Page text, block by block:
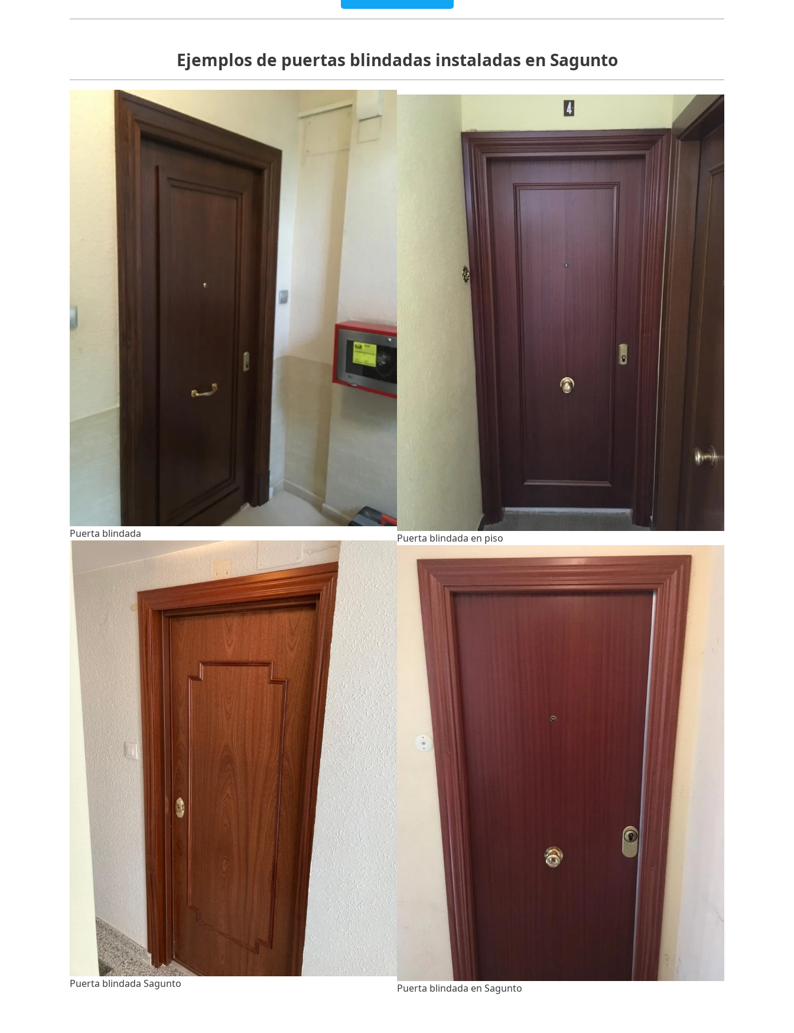
Ejemplos de puertas blindadas instaladas en Sagunto
Puerta blindada
Puerta blindada Sagunto
Puerta blindada en piso
Puerta blindada en Sagunto